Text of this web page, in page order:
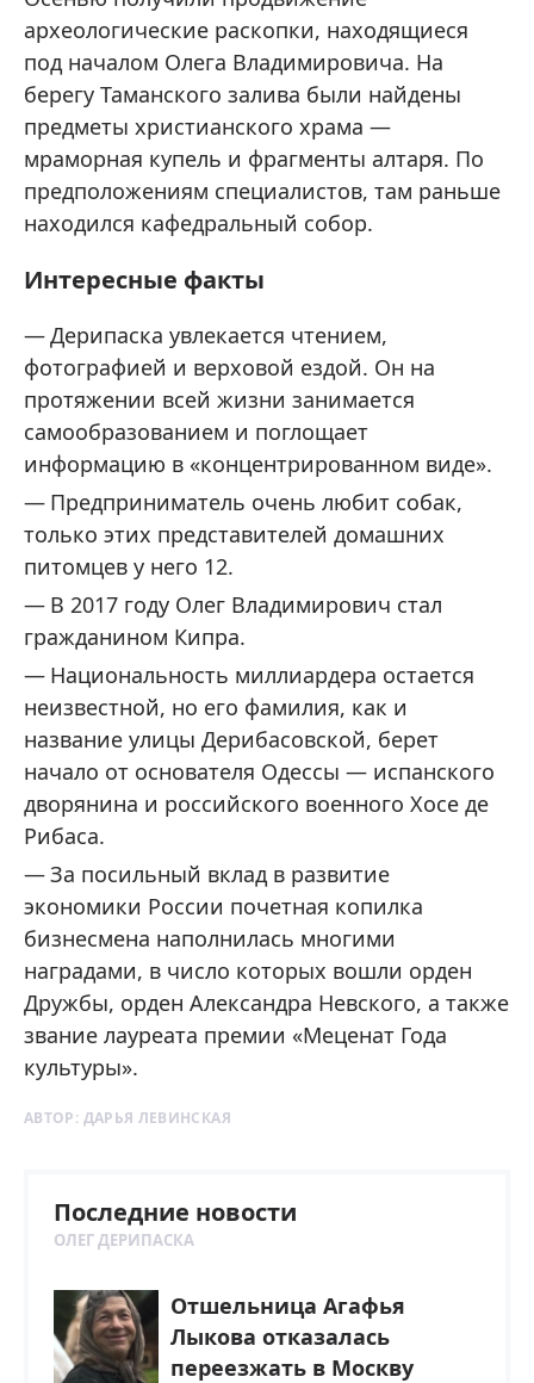
археологические раскопки, находящиеся
под началом Олега Владимировича. На
берегу Таманского залива были найдены
предметы христианского храма —
мраморная купель и фрагменты алтаря. По
предположениям специалистов, там раньше
находился кафедральный собор.
Интересные факты
Дерипаска увлекается чтением,
фотографией и верховой ездой. Он на
протяжении всей жизни занимается
самообразованием и поглощает
информацию в «концентрированном виде».
Предприниматель очень любит собак,
только этих представителей домашних
питомцев у него 12.
В 2017 году Олег Владимирович стал
гражданином Кипра.
Национальность миллиардера остается
неизвестной, но его фамилия, как и
название улицы Дерибасовской, берет
начало от основателя Одессы — испанского
дворянина и российского военного Хосе де
Рибаса.
За посильный вклад в развитие
экономики России почетная копилка
бизнесмена наполнилась многими
наградами, в число которых вошли орден
Дружбы, орден Александра Невского, а также
звание лауреата премии «Меценат Года
культуры».
АВТОР: ДАРЬЯ ЛЕВИНСКАЯ
Последние новости
ОЛЕГ ДЕРИПАСКА
Отшельница Агафья
Лыкова отказалась
переезжать в Москву